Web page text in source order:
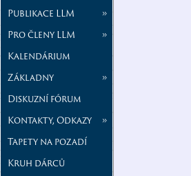
Publikace LLM
»
Pro členy LLM
»
Kalendárium
Základny
»
Diskuzní fórum
Kontakty, Odkazy
»
Tapety na pozadí
Kruh dárců